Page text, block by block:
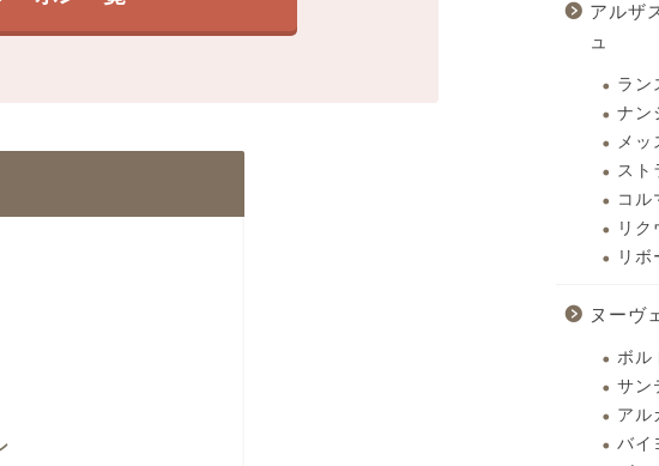
アルザ
ュ
ラン
ナン
メッ
スト
コル
リク
リボ
ヌーヴ
ボル
サン
アル
バイ